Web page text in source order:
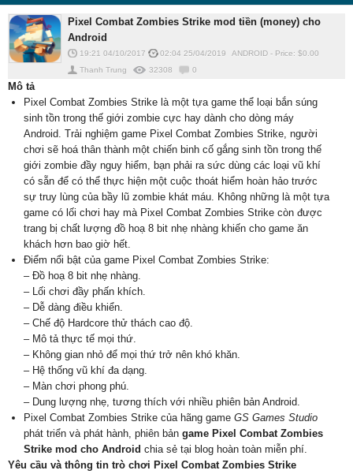
Pixel Combat Zombies Strike mod tiền (money) cho
Android
19:21 04/10/2017 02:04 25/04/2019 ANDROID - Price: $0.00
Thanh Trung
32308 0
Mô tả
Pixel Combat Zombies Strike là một tựa game thể loại bắn súng
sinh tồn trong thế giới zombie cực hay dành cho dòng máy
Android. Trải nghiệm game Pixel Combat Zombies Strike, người
chơi sẽ hoá thân thành một chiến binh cố gắng sinh tồn trong thế
giới zombie đầy nguy hiểm, bạn phải ra sức dùng các loại vũ khí
có sẵn để có thể thực hiện một cuộc thoát hiểm hoàn hảo trước
sự truy lùng của bầy lũ zombie khát máu. Không những là một tựa
game có lối chơi hay mà Pixel Combat Zombies Strike còn được
trang bị chất lượng đồ hoạ 8 bit nhẹ nhàng khiến cho game ăn
khách hơn bao giờ hết.
Điểm nổi bật của game Pixel Combat Zombies Strike:
– Đồ hoạ 8 bit nhẹ nhàng.
– Lối chơi đầy phấn khích.
– Dễ dàng điều khiển.
– Chế độ Hardcore thử thách cao độ.
– Mô tả thực tế mọi thứ.
– Không gian nhỏ để mọi thứ trở nên khó khăn.
– Hệ thống vũ khí đa dạng.
– Màn chơi phong phú.
– Dung lượng nhẹ, tương thích với nhiều phiên bản Android.
Pixel Combat Zombies Strike của hãng game GS Games Studio
phát triển và phát hành, phiên bản game Pixel Combat Zombies
Strike mod cho Android chia sẻ tại blog hoàn toàn miễn phí.
Yêu cầu và thông tin trò chơi Pixel Combat Zombies Strike